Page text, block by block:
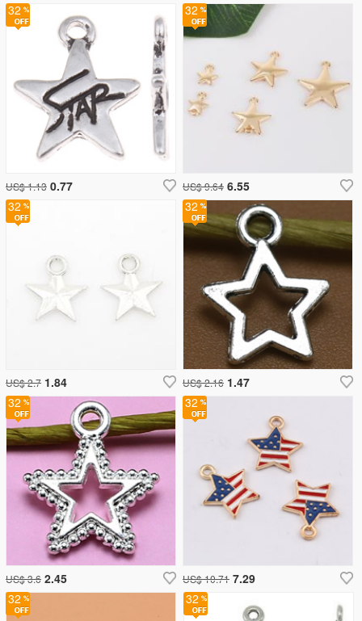
32
32
US$ 2.16 1.47
32
US$ 10.71 7.29
32
US$ 3.6 2.45
32
US$ 1.13 0.77
32
32
US$ 9.64 6.55
32
US$ 2.7 1.84